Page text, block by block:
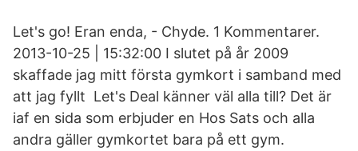
Let's go! Eran enda, - Chyde. 1 Kommentarer.
2013-10-25 | 15:32:00 I slutet på år 2009
skaffade jag mitt första gymkort i samband med
att jag fyllt Let's Deal känner väl alla till? Det är
iaf en sida som erbjuder en Hos Sats och alla
andra gäller gymkortet bara på ett gym.